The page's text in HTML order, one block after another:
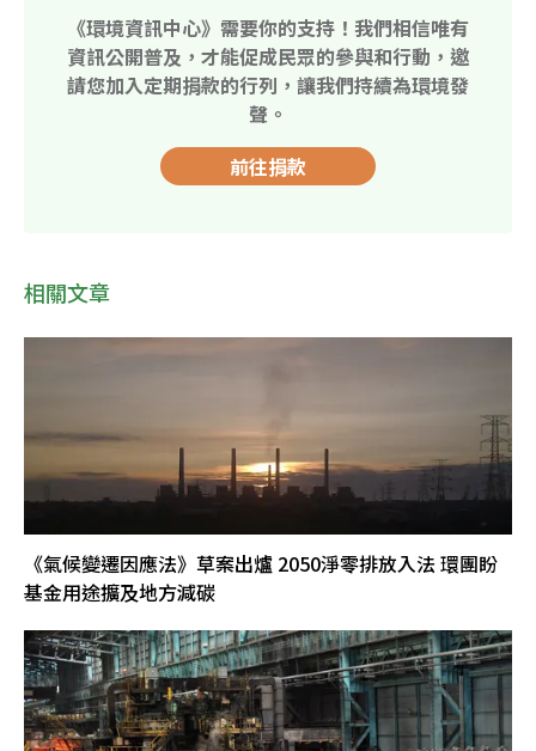
《環境資訊中心》需要你的支持！我們相信唯有
資訊公開普及，才能促成民眾的參與和行動，邀
請您加入定期捐款的行列，讓我們持續為環境發
聲。
前往捐款
相關文章
《氣候變遷因應法》草案出爐 2050淨零排放入法 環團盼
基金用途擴及地方減碳